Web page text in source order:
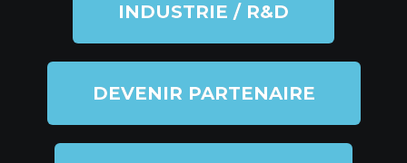
INDUSTRIE / R&D
DEVENIR PARTENAIRE